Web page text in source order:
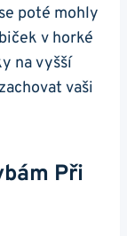
poté mohly
v horké
na vyšší
vaši
Při